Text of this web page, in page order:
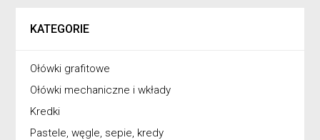
KATEGORIE
Ołówki grafitowe
Ołówki mechaniczne i wkłady
Kredki
Pastele, węgle, sepie, kredy